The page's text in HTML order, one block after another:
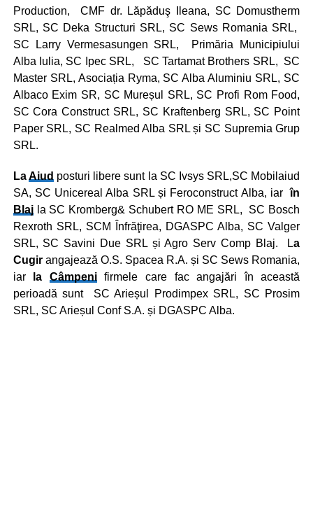
Production, CMF dr. Lăpăduş Ileana, SC Domustherm
SRL, SC Deka Structuri SRL, SC Sews Romania SRL,
SC Larry Vermesasungen SRL, Primăria Municipiului
Alba Iulia, SC Ipec SRL, SC Tartamat Brothers SRL, SC
Master SRL, Asociația Ryma, SC Alba Aluminiu SRL, SC
Albaco Exim SR, SC Mureșul SRL, SC Profi Rom Food,
SC Cora Construct SRL, SC Kraftenberg SRL, SC Point
Paper SRL, SC Realmed Alba SRL și SC Supremia Grup
SRL.
LaAiud posturi libere sunt la SC Ivsys SRL,SC Mobilaiud
SA, SC Unicereal Alba SRL și Feroconstruct Alba, iarîn
Blajla SC Kromberg& Schubert RO ME SRL, SC Bosch
Rexroth SRL, SCM Înfrăţirea, DGASPC Alba, SC Valger
SRL, SC Savini Due SRL și Agro Serv Comp Blaj. La
Cugirangajează O.S. Spacea R.A. și SC Sews Romania,
iar
la Câmpenifirmele care fac angajări în această
perioadă sunt SC Arieșul Prodimpex SRL, SC Prosim
SRL, SC Arieșul Conf S.A. și DGASPC Alba.